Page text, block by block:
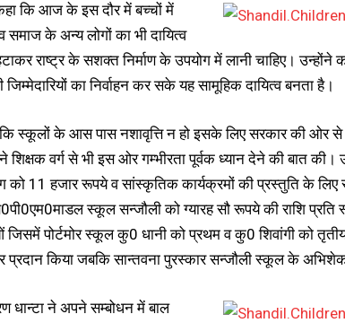
कहा कि आज केइस दौर में बच्चों में
के अन्य लोगों का भी दायित्व
राष्ट्र के सशक्त निर्माण के उपयोग में लानी चाहिए। उन्होंने
का निर्वाहन कर सके यह सामूहिक दायित्व बनता है।
स्कूलों के आस पास नशावृत्ति न हो इसके लिए सरकार की ओर से
शिक्षक वर्ग से भी इस ओर गम्भीरता पूर्वक ध्यान देने की बात की।
11 हजार रूपये व सांस्कृतिक कार्यक्रमों की प्रस्तुति के लिए
स्कूल सन्जौली को ग्यारह सौ रूपये की राशि
जिसमें पोर्टमोर स्कूल कु0 धानी को प्रथम व कु0 शिवांगी को
प्रदान किया जबकि सान्तवना पुरस्कार सन्जौली स्कूल के
धान्टा ने अपने सम्बोधन में बाल